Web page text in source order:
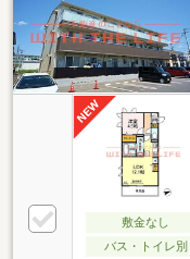
敷金なし
バス・トイレ別